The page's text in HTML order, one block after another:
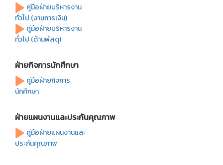
คู่มือฝ่ายบริหารงาน
ทั่วไป (งานการเงิน)
คู่มือฝ่ายบริหารงาน
ทั่วไป (ด้านพัสดุ)
ฝ่ายกิจการนักศึกษา
คู่มือฝ่ายกิจการ
นักศึกษา
ฝ่ายแผนงานและประกันคุณภาพ
คู่มือฝ่ายแผนงานและ
ประกันคุณภาพ